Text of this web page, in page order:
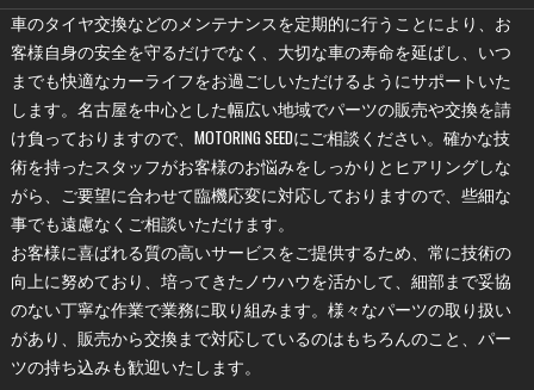
車のタイヤ交換などのメンテナンスを定期的に行うことにより、お
客様自身の安全を守るだけでなく、大切な車の寿命を延ばし、いつ
までも快適なカーライフをお過ごしいただけるようにサポートいた
します。名古屋を中心とした幅広い地域でパーツの販売や交換を請
け負っておりますので、MOTORING SEEDにご相談ください。確かな技
術を持ったスタッフがお客様のお悩みをしっかりとヒアリングしな
がら、ご要望に合わせて臨機応変に対応しておりますので、些細な
事でも遠慮なくご相談いただけます。
お客様に喜ばれる質の高いサービスをご提供するため、常に技術の
向上に努めており、培ってきたノウハウを活かして、細部まで妥協
のない丁寧な作業で業務に取り組みます。様々なパーツの取り扱い
があり、販売から交換まで対応しているのはもちろんのこと、パー
ツの持ち込みも歓迎いたします。